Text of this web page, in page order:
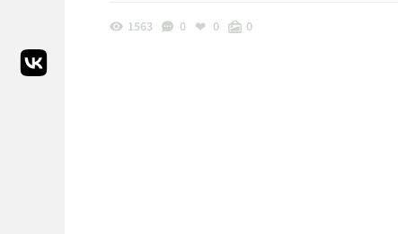
1563 0 0 0